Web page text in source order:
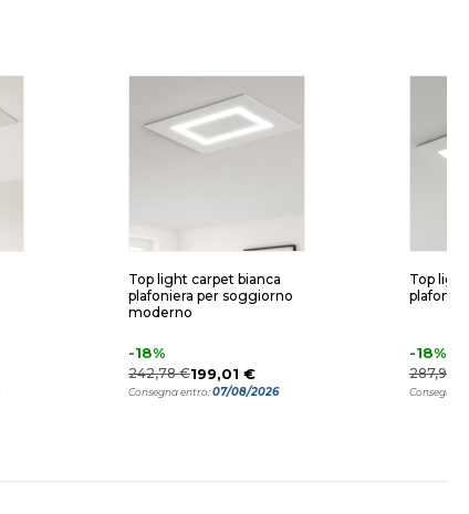
Top light carpet bianca
plafoniera per soggiorno
moderno
-18%
242,78 €199,01 €
Consegna entro:07/08/2026
Top
-18%
287,92 €
Consegna